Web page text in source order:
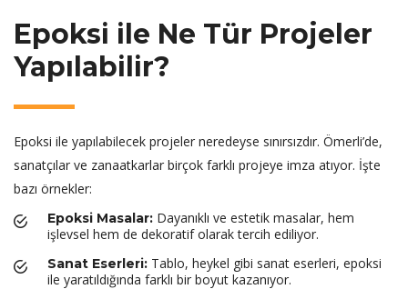
Epoksi ile Ne Tür Projeler
Yapılabilir?
Epoksi ile yapılabilecek projeler neredeyse sınırsızdır. Ömerli’de,
sanatçılar ve zanaatkarlar birçok farklı projeye imza atıyor. İşte
bazı örnekler:
Epoksi Masalar: Dayanıklı ve estetik masalar, hem
işlevsel hem de dekoratif olarak tercih ediliyor.
Sanat Eserleri: Tablo, heykel gibi sanat eserleri, epoksi
ile yaratıldığında farklı bir boyut kazanıyor.